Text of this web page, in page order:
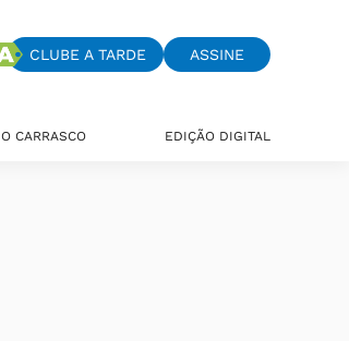
CLUBE A TARDE ASSINE
O CARRASCO EDIÇÃO DIGITAL